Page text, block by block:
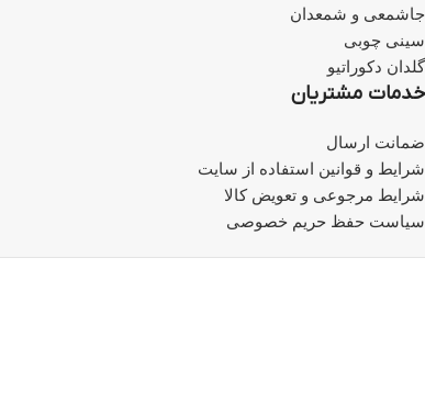
جاشمعی و شمعدان
سینی چوبی
گلدان دکوراتیو
خدمات مشتریان
ضمانت ارسال
شرایط و قوانین استفاده از سایت
شرایط مرجوعی و تعویض کالا
سیاست حفظ حریم خصوصی